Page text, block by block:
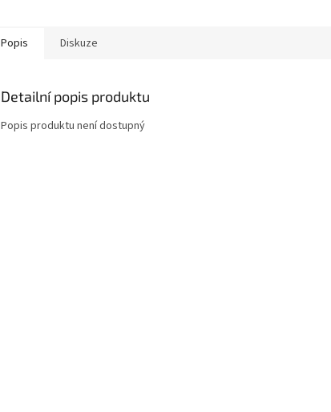
Popis Diskuze
Detailní popis produktu
Popis produktu není dostupný